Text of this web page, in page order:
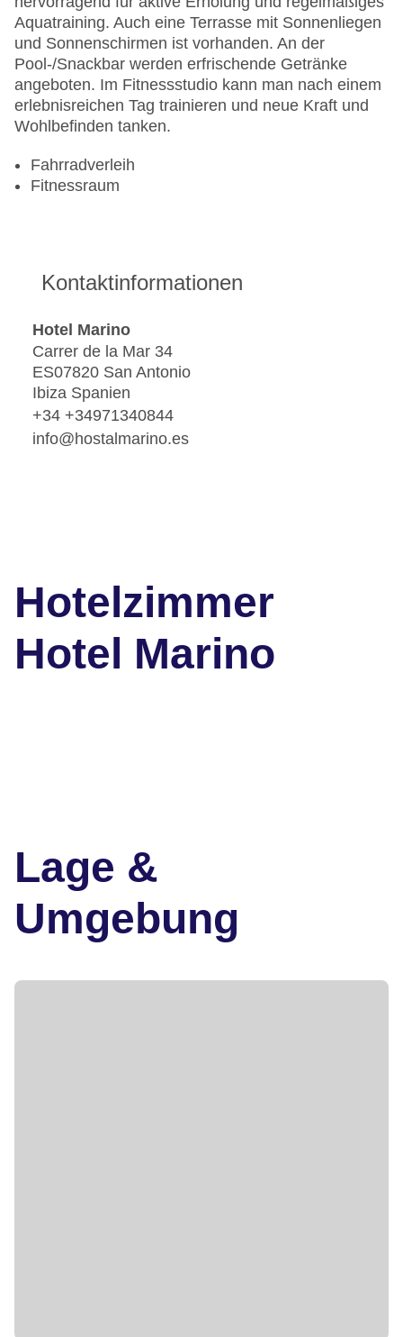
Aquatraining. Auch eine Terrasse mit Sonnenliegen
und Sonnenschirmen ist vorhanden. An der
Pool-/Snackbar werden erfrischende Getränke
angeboten. Im Fitnessstudio kann man nach einem
erlebnisreichen Tag trainieren und neue Kraft und
Wohlbefinden tanken.
Fahrradverleih
Fitnessraum
Kontaktinformationen
Hotel Marino
Carrer de la Mar 34
ES07820 San Antonio
Ibiza Spanien
+34 +34971340844
info@hostalmarino.es
Hotelzimmer
Hotel Marino
Lage &
Umgebung